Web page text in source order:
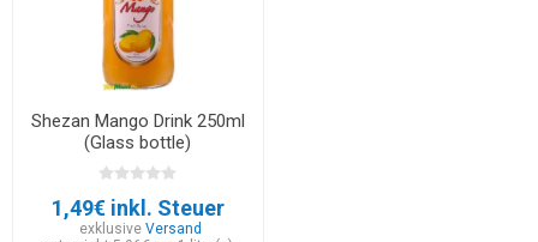
Shezan Mango Drink 250ml
(Glass bottle)
1,49€ inkl. Steuer
exklusiveVersand